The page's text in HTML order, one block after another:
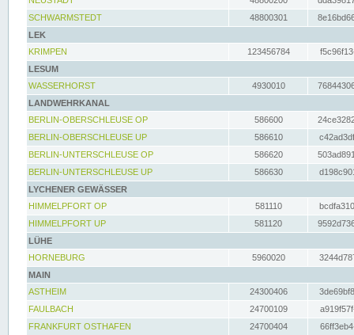
SCHWARMSTEDT
48800301
LEK
KRIMPEN
123456784
LESUM
WASSERHORST
4930010
LANDWEHRKANAL
BERLIN-OBERSCHLEUSE OP
586600
BERLIN-OBERSCHLEUSE UP
586610
BERLIN-UNTERSCHLEUSE OP
586620
BERLIN-UNTERSCHLEUSE UP
586630
LYCHENER GEWÄSSER
HIMMELPFORT OP
581110
HIMMELPFORT UP
581120
LÜHE
HORNEBURG
5960020
MAIN
ASTHEIM
24300406
FAULBACH
24700109
FRANKFURT OSTHAFEN
24700404